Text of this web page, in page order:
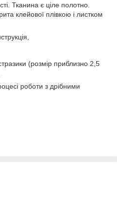
Тканина є ціле полотно.
клейової плівкою і листком
(розмір приблизно 2,5
роботи з дрібними